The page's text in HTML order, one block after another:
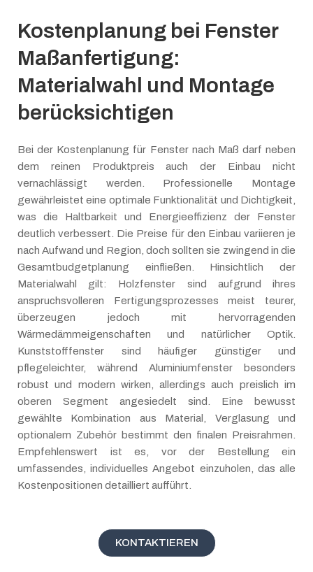
Kostenplanung bei Fenster
Maßanfertigung:
Materialwahl und Montage
berücksichtigen
Bei der Kostenplanung für Fenster nach Maß darf neben
dem reinen Produktpreis auch der Einbau nicht
vernachlässigt werden. Professionelle Montage
gewährleistet eine optimale Funktionalität und Dichtigkeit,
was die Haltbarkeit und Energieeffizienz der Fenster
deutlich verbessert. Die Preise für den Einbau variieren je
nach Aufwand und Region, doch sollten sie zwingend in die
Gesamtbudgetplanung einfließen. Hinsichtlich der
Materialwahl gilt: Holzfenster sind aufgrund ihres
anspruchsvolleren Fertigungsprozesses meist teurer,
überzeugen jedoch mit hervorragenden
Wärmedämmeigenschaften und natürlicher Optik.
Kunststofffenster sind häufiger günstiger und
pflegeleichter, während Aluminiumfenster besonders
robust und modern wirken, allerdings auch preislich im
oberen Segment angesiedelt sind. Eine bewusst
gewählte Kombination aus Material, Verglasung und
optionalem Zubehör bestimmt den finalen Preisrahmen.
Empfehlenswert ist es, vor der Bestellung ein
umfassendes, individuelles Angebot einzuholen, das alle
Kostenpositionen detailliert aufführt.
KONTAKTIEREN